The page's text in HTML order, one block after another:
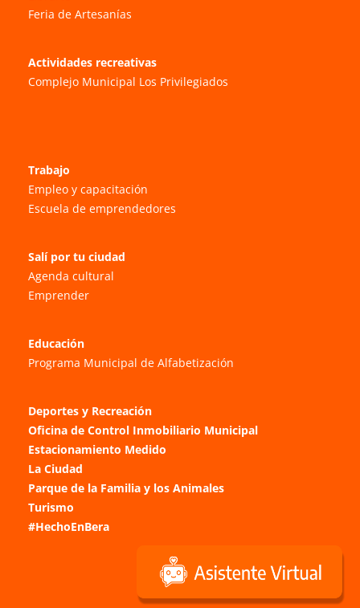
Feria de Artesanías
Actividades recreativas
Complejo Municipal Los Privilegiados
Trabajo
Empleo y capacitación
Escuela de emprendedores
Salí por tu ciudad
Agenda cultural
Emprender
Educación
Programa Municipal de Alfabetización
Deportes y Recreación
Oficina de Control Inmobiliario Municipal
Estacionamiento Medido
La Ciudad
Parque de la Familia y los Animales
Turismo
#HechoEnBera